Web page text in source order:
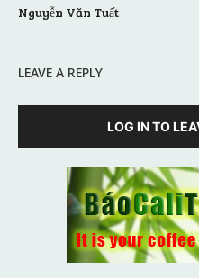
Nguyễn Văn Tuất
LEAVE A REPLY
LOG IN TO